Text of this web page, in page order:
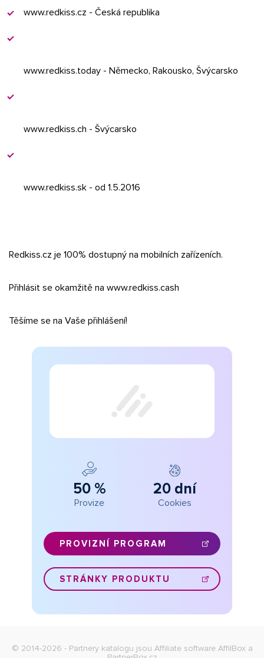
www.redkiss.cz - Česká republika
www.redkiss.today - Německo, Rakousko, Švýcarsko
www.redkiss.ch - Švýcarsko
www.redkiss.sk - od 1.5.2016
Redkiss.cz je 100% dostupný na mobilních zařízeních.
Přihlásit se okamžitě na www.redkiss.cash
Těšíme se na Vaše přihlášení!
50 %
Provize
20 dní
Cookies
PROVIZNÍ PROGRAM
STRÁNKY PRODUKTU
© 2014-2026 - Partnery katalogu jsou Affiliate software AffilBox a